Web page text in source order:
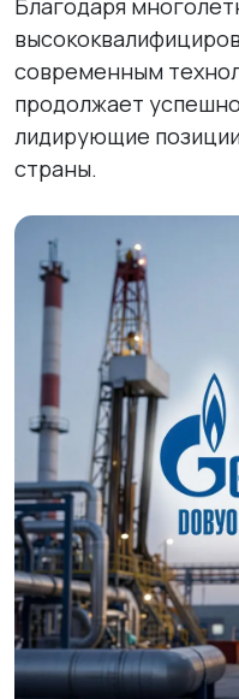
Благодаря
современным
продолжает
лидирующие
страны.